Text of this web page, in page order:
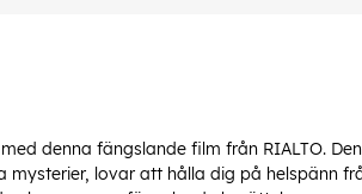
denna fängslande film från RIALTO.
lovar att hålla dig på helspänn